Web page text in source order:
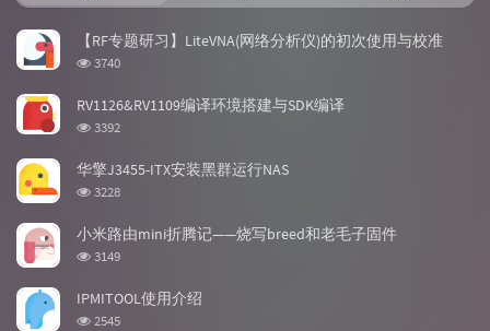
门
文
章
新
评
论
机
文
章
【RF专题研习】LiteVNA(网络分析仪)的初次使用与校准
浏
次
3740
RV1126&RV1109编译环境搭建与SDK编译
浏
次
数:
3392
华擎J3455-ITX安装黑群运行NAS
浏
次
数:
3228
小米路由mini折腾记——烧写breed和老毛子固件
浏
次
3149
IPMITOOL使用介绍
浏
2545